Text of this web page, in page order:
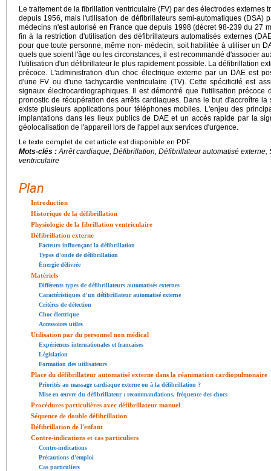
Le traitement de la fibrillation ventriculaire (FV) par des électrodes externes
depuis 1956, mais l'utilisation de défibrillateurs semi-automatiques (DSA)
médecins n'est autorisé en France que depuis 1998 (décret 98-239 du 27
fin à la restriction d'utilisation des défibrillateurs automatisés externes
pour que toute personne, même non- médecin, soit habilitée à utiliser un
quels que soient l'âge ou les circonstances, il est recommandé d'associer
l'utilisation d'un défibrillateur le plus rapidement possible. La défibrillation
précoce. L'administration d'un choc électrique externe par un DAE est
d'une FV ou d'une tachycardie ventriculaire (TV). Cette spécificité est
signaux électrocardiographiques. Il est démontré que l'utilisation
pronostic de récupération des arrêts cardiaques. Dans le but d'accroître
existe plusieurs applications pour téléphones mobiles. L'enjeu des
implantations dans les lieux publics de DAE et un accès rapide par la
géolocalisation de l'appareil lors de l'appel aux services d'urgence.
Le texte complet de cet article est disponible en PDF.
Mots-clés :Arrêt cardiaque, Défibrillation, Défibrillateur automatisé
ventriculaire
Plan
Introduction
Historique de la défibrillation
Physiologie de la fibrillation ventriculaire
Défibrillation externe
Facteurs influençant la défibrillation
Types d'onde de défibrillation
Énergie délivrée
Matériels
Différents types de défibrillateurs automatisés externes
Caractéristiques d'un défibrillateur automatisé externe
Critères de détection
Choc électrique
Accessoires utiles
Utilisation par du personnel non médical
Expériences internationales et francaises
Législation
Formation des utilisateurs
Place du défibrillateur automatisé externe dans la réanimation cardiopulmonaire
Priorités au massage cardiaque externe ou à la défibrillation ?
Mise en œuvre du défibrillateur : recommandations, fréquence des chocs
Procédures particulières avec défibrillateur manuel
Séquence de double défibrillation
Défibrillation de l'enfant
Contre-indications et cas particuliers
Contre-indications
Précautions d'emploi
Cas particuliers